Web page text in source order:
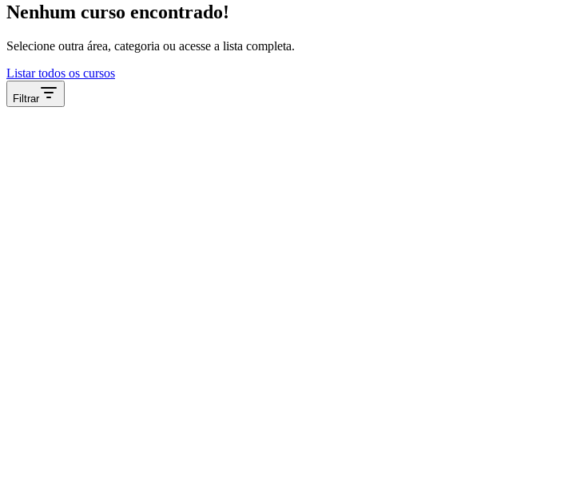
Nenhum curso encontrado!
Selecione outra área, categoria ou acesse a lista completa.
Listar todos os cursos
Filtrar